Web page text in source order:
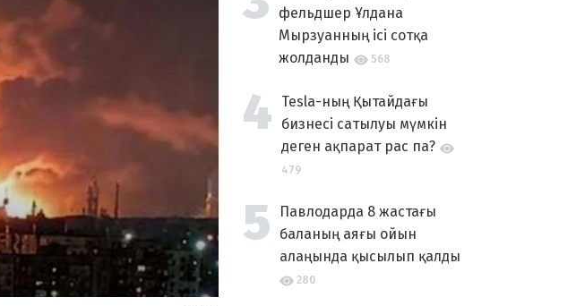
фельдшер Ұлдана
Мырзуанның ісі сотқа
жолданды
568
Tesla-ның Қытайдағы
бизнесі сатылуы мүмкін
деген ақпарат рас па?
479
Павлодарда 8 жастағы
баланың аяғы ойын
алаңында қысылып қалды
280